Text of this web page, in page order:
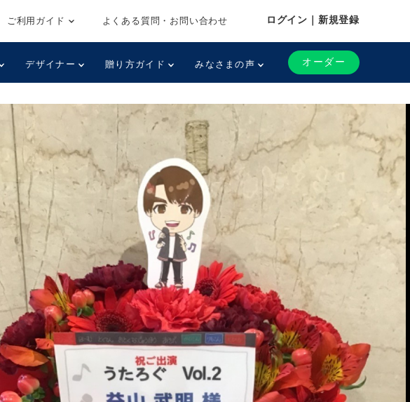
ご利用ガイド よくある質問・お問い合わせ ログイン｜新規登録
デザイナー 贈り方ガイド みなさまの声 オーダー